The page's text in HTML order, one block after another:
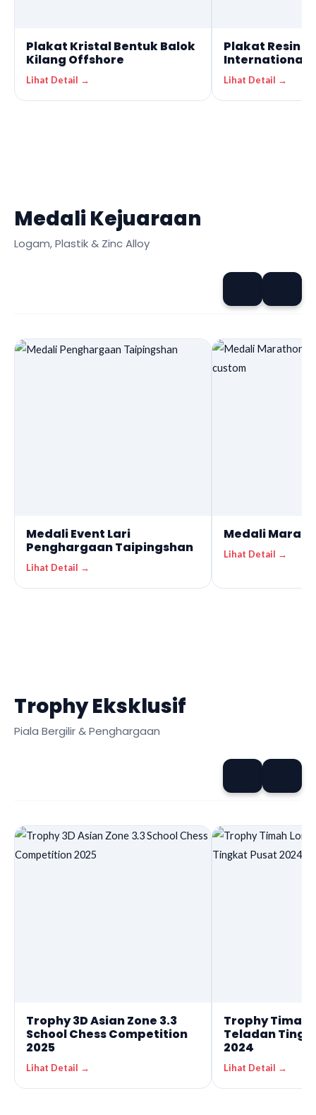
Plakat Kristal Bentuk Balok
Kilang Offshore
Lihat Detail →
Plakat Resin
International
Lihat Detail →
Medali Kejuaraan
Logam, Plastik & Zinc Alloy
Medali Event Lari
Penghargaan Taipingshan
Lihat Detail →
Medali
Lihat Detail →
Trophy Eksklusif
Piala Bergilir & Penghargaan
Trophy 3D Asian Zone 3.3
School Chess Competition
2025
Lihat Detail →
Trophy Timah
Teladan
2024
Lihat Detail →